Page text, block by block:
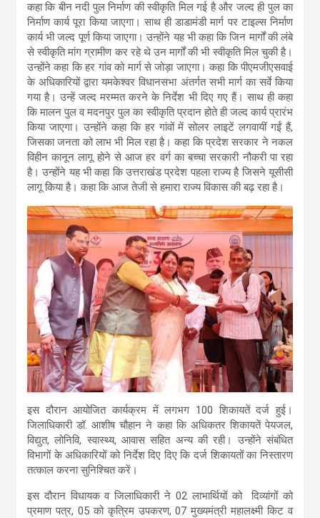
कहा कि बीन नदी पुल निर्माण की स्वीकृति मिल गई है और जल्द ही पुल का
निर्माण कार्य पूरा किया जाएगा। साथ ही डाडामंडी मार्ग पर टाइल्स निर्माण
कार्य भी जल्द पूर्ण किया जाएगा। उन्होंने यह भी कहा कि जिन मार्गों की लंबे
से स्वीकृति मांग ग्रामीण कर रहे थे उन मार्गों की भी स्वीकृति मिल चुकी है।
उन्होंने कहा कि हर गांव को मार्ग से जोड़ा जाएगा। कहा कि पीएमजीएसवाई
के अधिकारियों द्वारा यमकेश्वर विधानसभा अंतर्गत सभी मार्ग का सर्वे किया
गया है। उन्हें जल्द मरम्मत करने के निर्देश भी दिए गए हैं। साथ ही कहा
कि मालन पुल व मदनपुर पुल का स्वीकृति प्रदान होते ही जल्द कार्य प्रारंभ
किया जाएगा। उन्होंने कहा कि हर गांवों में सोलर लाइटें लगवायीं गईं हैं,
जिसका जनता को लाभ भी मिल रहा है। कहा कि प्रदेश सरकार ने नकल
विहीन कानून लागू होने से आज हर वर्ग का बच्चा सरकारी नौकरी पा रहा
है। उन्होंने यह भी कहा कि उत्तराखंड प्रदेश पहला राज्य है जिसने यूसीसी
लागू किया है। कहा कि आज तेजी से हमारा राज्य विकास की बढ़ रहा है।
इस दौरान आयोजित कार्यक्रम में लगभग 100 शिकायतें दर्ज हुई।
जिलाधिकारी डॉ. आशीष चौहान ने कहा कि अधिकतर शिकायतें पेयजल,
विद्युत, लोनिवि, स्वास्थ्य, आवास सहित अन्य की रही। उन्होंने संबंधित
विभागों के अधिकारियों को निर्देश दिए दिए कि दर्ज शिकायतों का निस्तारण
तत्काल करना सुनिश्चित करें।
इस दौरान विधायक व जिलाधिकारी ने 02 लाभार्थियों को दिव्यांगों को
प्रमाण पत्र, 05 को कृत्रिम उपकरण, 07 मुख्यमंत्री महालक्ष्मी किट व